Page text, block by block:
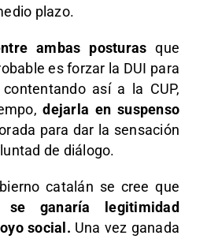
plazo.
ambas posturas que
es forzar la DUI para
así a la CUP,
dejarla en suspenso
para dar la sensación
de diálogo.
catalán se cree que
ganaría legitimidad
social. Una vez ganada